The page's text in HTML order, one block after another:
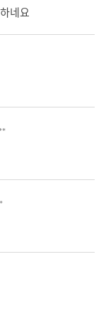
네요